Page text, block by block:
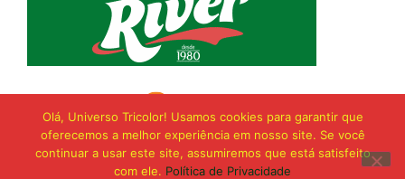
Olá, Universo Tricolor! Usamos cookies para garantir que
oferecemos a melhor experiência em nosso site. Se você
continuar a usar este site, assumiremos que está satisfeito
com ele. Política de Privacidade